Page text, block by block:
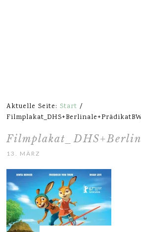
Aktuelle Seite:Start /
13. MÄRZ 2017